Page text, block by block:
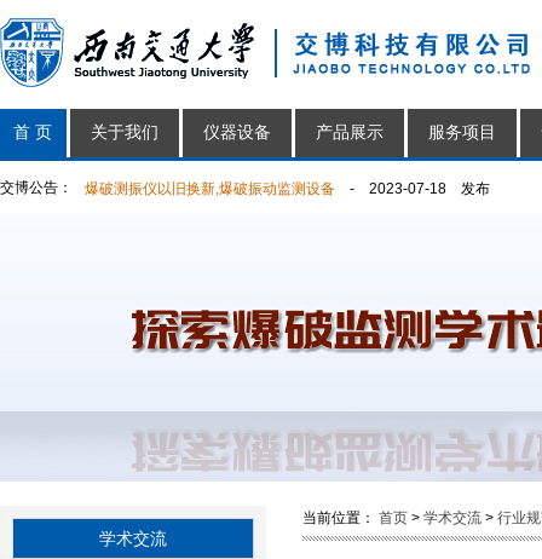
首 页 关于我们 仪器设备 产品展示 服务项目
交博公告： 爆破测振仪以旧换新,爆破振动监测设备 - 2023-07-18 发布
交博科技2021年春节放假公告- 2021-02-05 发布
交博科技2020年春节放假公告 - 2020-01-20 发布
交博科技2019年端午放假公告 - 2019-06-06 发布
学术交流
当前位置： 首页 > 学术交流 > 行业